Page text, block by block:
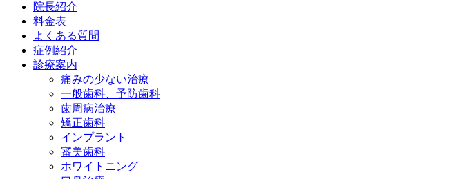
院長紹介
料金表
よくある質問
症例紹介
診療案内
痛みの少ない治療
一般歯科、予防歯科
歯周病治療
矯正歯科
インプラント
審美歯科
ホワイトニング